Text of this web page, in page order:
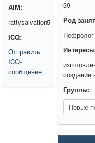
AIM:
rattysalvation5
ICQ:
Отправить
ICQ-
сообщение
39
Род
Нефролог
создание
Группы: